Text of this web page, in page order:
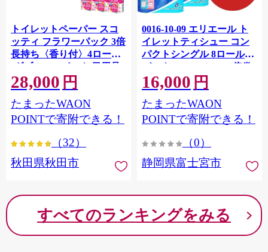
トイレットペーパー スコ
ッティ フラワーパック 3倍
長持ち〈香り付〉4ロール
(ダブル)×12パック 日用品
最短翌日発送 [スコッティ
フラワーパック トイレッ
トペーパー 日本製紙クレ
シア] 秋田県秋田市
28,000 円
たまったWAON
POINTで寄附できる！
（32）
秋田県秋田市
0016-10-09 エリエール ト
イレットティシュー コン
パクトシングル 8ロール×8
パック 64ロール 1.5倍巻
82.5m トイレットペーパー
シングル パルプ100％ 香り
つき 日用品 消耗品 備蓄
16,000 円
たまったWAON
POINTで寄附できる！
（0）
静岡県富士宮市
すべてのランキングをみる